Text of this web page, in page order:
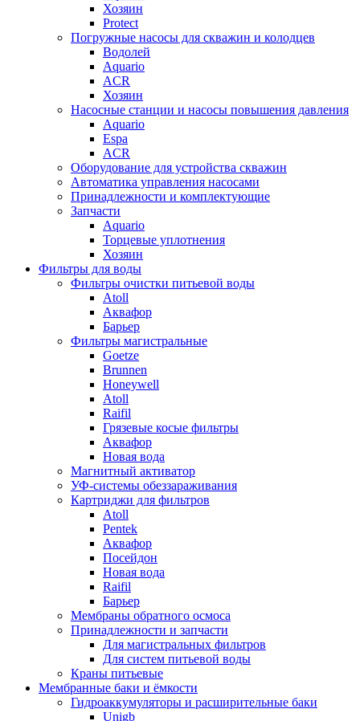
Хозяин
Protect
Погружные насосы для скважин и колодцев
Водолей
Aquario
ACR
Хозяин
Насосные станции и насосы повышения давления
Aquario
Espa
ACR
Оборудование для устройства скважин
Автоматика управления насосами
Принадлежности и комплектующие
Запчасти
Aquario
Торцевые уплотнения
Хозяин
Фильтры для воды
Фильтры очистки питьевой воды
Atoll
Аквафор
Барьер
Фильтры магистральные
Goetze
Brunnen
Honeywell
Atoll
Raifil
Грязевые косые фильтры
Аквафор
Новая вода
Магнитный активатор
УФ-системы обеззараживания
Картриджи для фильтров
Atoll
Pentek
Аквафор
Посейдон
Новая вода
Raifil
Барьер
Мембраны обратного осмоса
Принадлежности и запчасти
Для магистральных фильтров
Для систем питьевой воды
Краны питьевые
Мембранные баки и ёмкости
Гидроаккумуляторы и расширительные баки
Unigb